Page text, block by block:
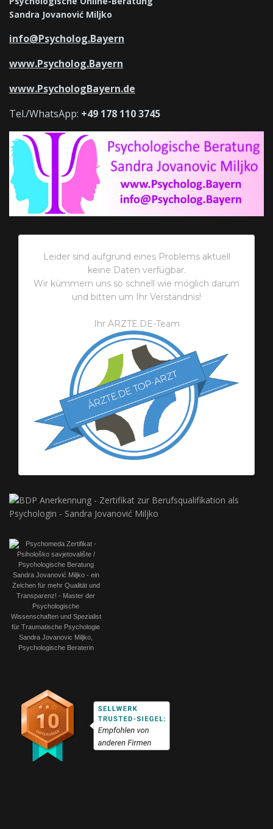
Sandra Jovanović Miljko
info@Psycholog.Bayern
www.Psycholog.Bayern
www.PsychologBayern.de
Tel./WhatsApp: +49 178 110 3745
Leider sind aufgrund eines Problems aktuell
keine Daten verfügbar.
Wir kümmern uns so schnell wie möglich darum
und bitten um Ihr Verständnis!
Ihr ÄRZTE.DE-Team